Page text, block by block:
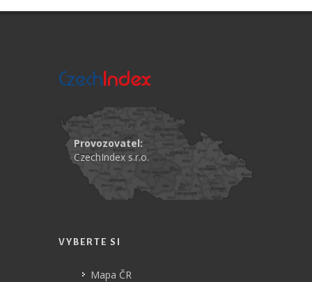
Provozovatel:
CzechIndex s.r.o.
VYBERTE SI
Mapa ČR